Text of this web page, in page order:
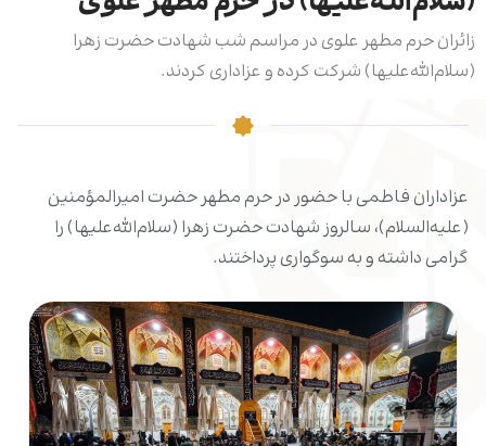
زائران حرم مطهر علوی در مراسم شب شهادت حضرت زهرا
(سلام‌الله‌علیها) شرکت کرده و عزاداری کردند.
عزاداران فاطمی با حضور در حرم مطهر حضرت امیرالمؤمنین
(علیه‌السلام)، سالروز شهادت حضرت زهرا (سلام‌الله‌علیها) را
گرامی داشته و به سوگواری پرداختند.